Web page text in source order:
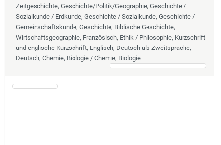
Zeitgeschichte, Geschichte/Politik/Geographie, Geschichte /
Sozialkunde / Erdkunde, Geschichte / Sozialkunde, Geschichte /
Gemeinschaftskunde, Geschichte, Biblische Geschichte,
Wirtschaftsgeographie, Französisch, Ethik / Philosophie, Kurzschrift
und englische Kurzschrift, Englisch, Deutsch als Zweitsprache,
Deutsch, Chemie, Biologie / Chemie, Biologie